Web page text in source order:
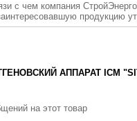
с чем компания
продукцию
АППАРАТ ICM
на этот товар